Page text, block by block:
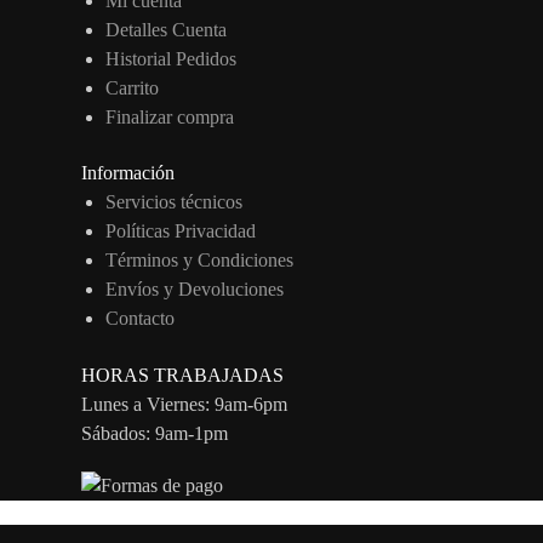
Detalles Cuenta
Historial Pedidos
Carrito
Finalizar compra
Información
Servicios técnicos
Políticas Privacidad
Términos y Condiciones
Envíos y Devoluciones
Contacto
HORAS TRABAJADAS
Lunes a Viernes: 9am-6pm
Sábados: 9am-1pm